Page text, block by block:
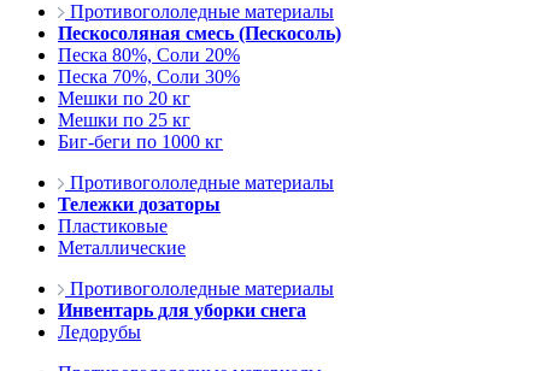
Противогололедные материалы
Пескосоляная смесь (Пескосоль)
Песка 80%, Соли 20%
Песка 70%, Соли 30%
Мешки по 20 кг
Мешки по 25 кг
Биг-беги по 1000 кг
Противогололедные материалы
Тележки дозаторы
Пластиковые
Металлические
Противогололедные материалы
Инвентарь для уборки снега
Ледорубы